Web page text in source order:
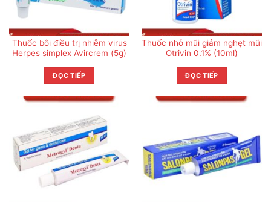
Thuốc bôi điều trị nhiễm virus
Herpes simplex Avircrem (5g)
ĐỌC TIẾP
Thuốc nhỏ mũi giảm nghẹt mũi
Otrivin 0.1% (10ml)
ĐỌC TIẾP